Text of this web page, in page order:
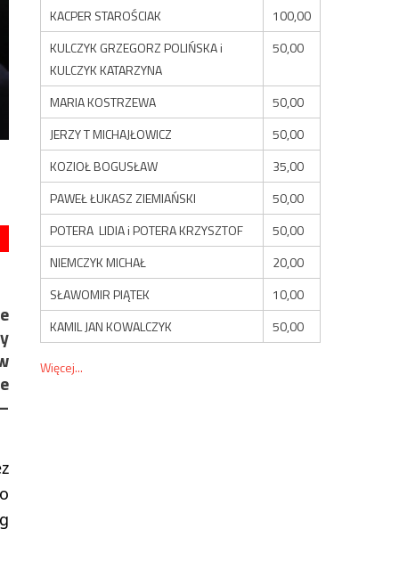
KACPER STAROŚCIAK
100,00
KULCZYK GRZEGORZ POLIŃSKA i
KULCZYK KATARZYNA
50,00
MARIA KOSTRZEWA
50,00
JERZY T MICHAJŁOWICZ
50,00
KOZIOŁ BOGUSŁAW
35,00
PAWEŁ ŁUKASZ ZIEMIAŃSKI
50,00
POTERA LIDIA i POTERA KRZYSZTOF
50,00
NIEMCZYK MICHAŁ
20,00
SŁAWOMIR PIĄTEK
10,00
KAMIL JAN KOWALCZYK
50,00
Więcej...